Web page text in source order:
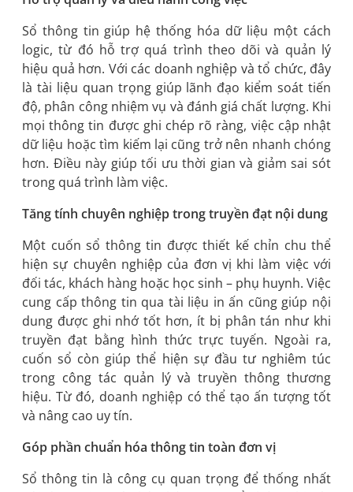
Sổ thông tin giúp hệ thống hóa dữ liệu một cách
logic, từ đó hỗ trợ quá trình theo dõi và quản lý
hiệu quả hơn. Với các doanh nghiệp và tổ chức, đây
là tài liệu quan trọng giúp lãnh đạo kiểm soát tiến
độ, phân công nhiệm vụ và đánh giá chất lượng. Khi
mọi thông tin được ghi chép rõ ràng, việc cập nhật
dữ liệu hoặc tìm kiếm lại cũng trở nên nhanh chóng
hơn. Điều này giúp tối ưu thời gian và giảm sai sót
trong quá trình làm việc.
Tăng tính chuyên nghiệp trong truyền đạt nội dung
Một cuốn sổ thông tin được thiết kế chỉn chu thể
hiện sự chuyên nghiệp của đơn vị khi làm việc với
đối tác, khách hàng hoặc học sinh – phụ huynh. Việc
cung cấp thông tin qua tài liệu in ấn cũng giúp nội
dung được ghi nhớ tốt hơn, ít bị phân tán như khi
truyền đạt bằng hình thức trực tuyến. Ngoài ra,
cuốn sổ còn giúp thể hiện sự đầu tư nghiêm túc
trong công tác quản lý và truyền thông thương
hiệu. Từ đó, doanh nghiệp có thể tạo ấn tượng tốt
và nâng cao uy tín.
Góp phần chuẩn hóa thông tin toàn đơn vị
Sổ thông tin là công cụ quan trọng để thống nhất